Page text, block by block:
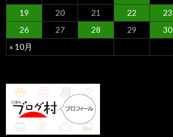
« 10月
19
20 21 22 23
26
27 28 29 30